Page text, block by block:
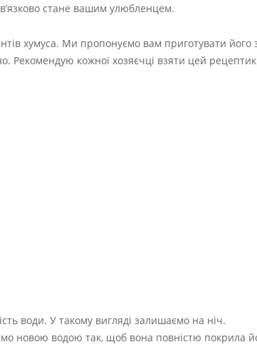
стане вашим улюбленцем.
хумуса. Ми пропонуємо вам приготувати його
Рекомендую кожної хозяєчці взяти цей
води. У такому вигляді залишаємо на ніч.
новою водою так, щоб вона повністю покрила